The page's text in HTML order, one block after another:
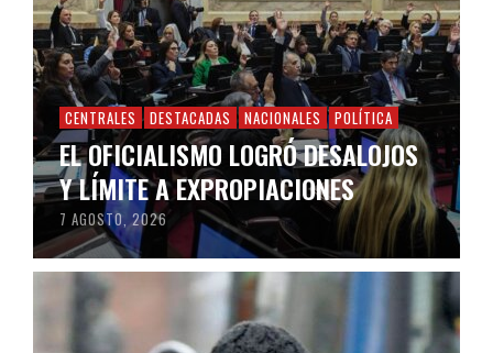
CENTRALES DESTACADAS NACIONALES POLÍTICA
EL OFICIALISMO LOGRÓ DESALOJOS
Y LÍMITE A EXPROPIACIONES
7 AGOSTO, 2026